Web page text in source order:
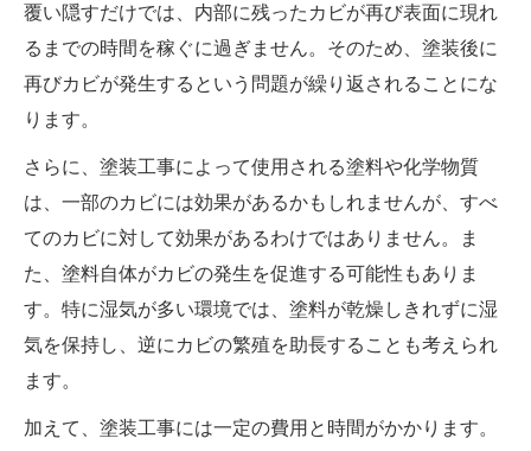
覆い隠すだけでは、内部に残ったカビが再び表面に現れ
るまでの時間を稼ぐに過ぎません。そのため、塗装後に
再びカビが発生するという問題が繰り返されることにな
ります。
さらに、塗装工事によって使用される塗料や化学物質
は、一部のカビには効果があるかもしれませんが、すべ
てのカビに対して効果があるわけではありません。ま
た、塗料自体がカビの発生を促進する可能性もありま
す。特に湿気が多い環境では、塗料が乾燥しきれずに湿
気を保持し、逆にカビの繁殖を助長することも考えられ
ます。
加えて、塗装工事には一定の費用と時間がかかります。